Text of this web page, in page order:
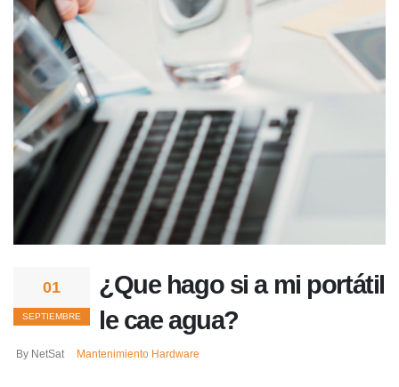
01
SEPTIEMBRE
¿Que hago si a mi portátil
le cae agua?
By NetSat Mantenimiento Hardware